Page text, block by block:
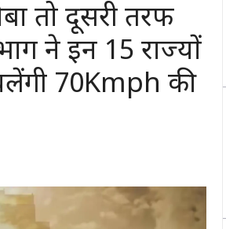
तो दूसरी तरफ
ने इन 15 राज्यों
70Kmph की